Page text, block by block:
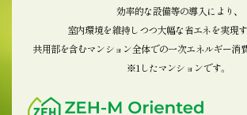
INFORMATION
2026.04.28
完成物件を選ぶ4つのメリット 」ページを
効率的な設備等の導入により、
室内環境を維持しつつ大幅な省エネを実現す
共用部を含むマンション全体での一次エネルギー消
※1 したマンションです。